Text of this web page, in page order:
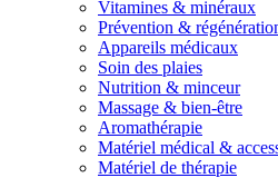
Vitamines & minéraux
Prévention &
Appareils médicaux
Soin des plaies
Nutrition & minceur
Massage & bien-être
Aromathérapie
Matériel médical &
Matériel de thérapie